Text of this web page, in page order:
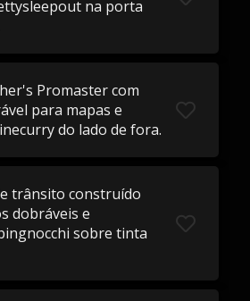
na porta
Promaster com
para mapas e
do lado de fora.
trânsito construído
dobráveis ​​e
sobre tinta